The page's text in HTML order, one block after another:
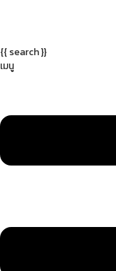
{{ search }}
เมนู